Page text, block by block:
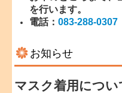
を行います。
電話：083-288-0307
お知らせ
マスク着用につ